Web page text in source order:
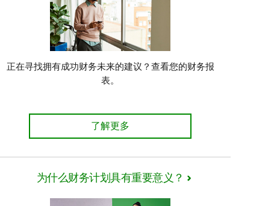
正在寻找拥有成功财务未来的建议？查看您的财务报
表。
通往成功财务未来的关键
了解更多
为什么财务计划具有重要意义？